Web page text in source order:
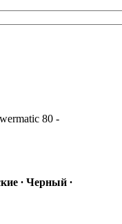
80 -
∙ Черный ∙